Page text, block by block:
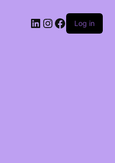
LinkedIn
Instagram
Facebook
Log in